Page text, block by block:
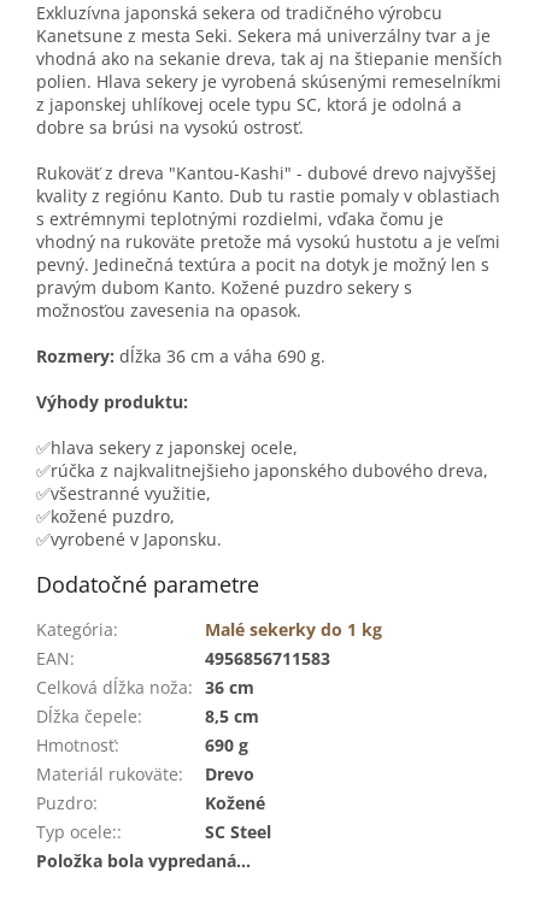
Exkluzívna japonská sekera od tradičného výrobcu
Kanetsune z mesta Seki. Sekera má univerzálny tvar a je
vhodná ako na sekanie dreva, tak aj na štiepanie menších
polien. Hlava sekery je vyrobená skúsenými remeselníkmi
z japonskej uhlíkovej ocele typu SC, ktorá je odolná a
dobre sa brúsi na vysokú ostrosť.
Rukoväť z dreva "Kantou-Kashi" - dubové drevo najvyššej
kvality z regiónu Kanto. Dub tu rastie pomaly v oblastiach
s extrémnymi teplotnými rozdielmi, vďaka čomu je
vhodný na rukoväte pretože má vysokú hustotu a je veľmi
pevný. Jedinečná textúra a pocit na dotyk je možný len s
pravým dubom Kanto. Kožené puzdro sekery s
možnosťou zavesenia na opasok.
Rozmery: dĺžka 36 cm a váha 690 g.
Výhody produktu:
✅hlava sekery z japonskej ocele,
✅rúčka z najkvalitnejšieho japonského dubového dreva,
✅všestranné využitie,
✅kožené puzdro,
✅vyrobené v Japonsku.
Dodatočné parametre
Kategória:
Malé sekerky do 1 kg
EAN:
4956856711583
Celková dĺžka noža: 36 cm
Dĺžka čepele:
8,5 cm
Hmotnosť:
690 g
Materiál rukoväte:
Drevo
Puzdro:
Kožené
Typ ocele::
SC Steel
Položka bola vypredaná…